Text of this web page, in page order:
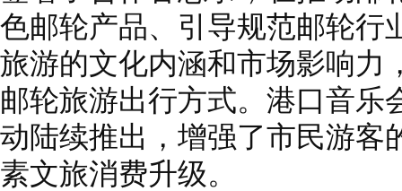
色邮轮产品、引导规范邮轮行
旅游的文化内涵和市场影响力
邮轮旅游出行方式。港口音乐
动陆续推出，增强了市民游客
素文旅消费升级。